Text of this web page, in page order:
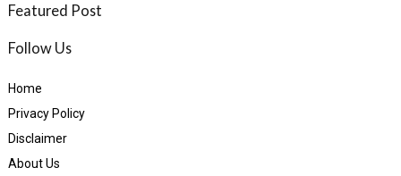
Featured Post
Follow Us
Home
Privacy Policy
Disclaimer
About Us